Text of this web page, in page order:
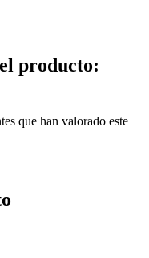
producto:
que han valorado este